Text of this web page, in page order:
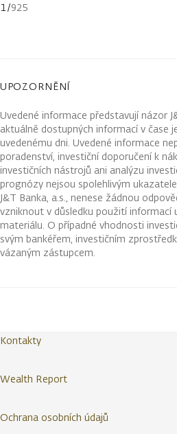
1/925
UPOZORNĚNÍ
Uvedené informace představují názor
aktuálně dostupných informací v čase
uvedenému dni. Uvedené informace
poradenství, investiční doporučení k
investičních nástrojů ani analýzu
prognózy nejsou spolehlivým
J&T Banka, a.s., nenese žádnou
vzniknout v důsledku použití informací
materiálu. O případné vhodnosti
svým bankéřem, investičním
vázaným zástupcem.
Kontakty
Wealth Report
Ochrana osobních údajů